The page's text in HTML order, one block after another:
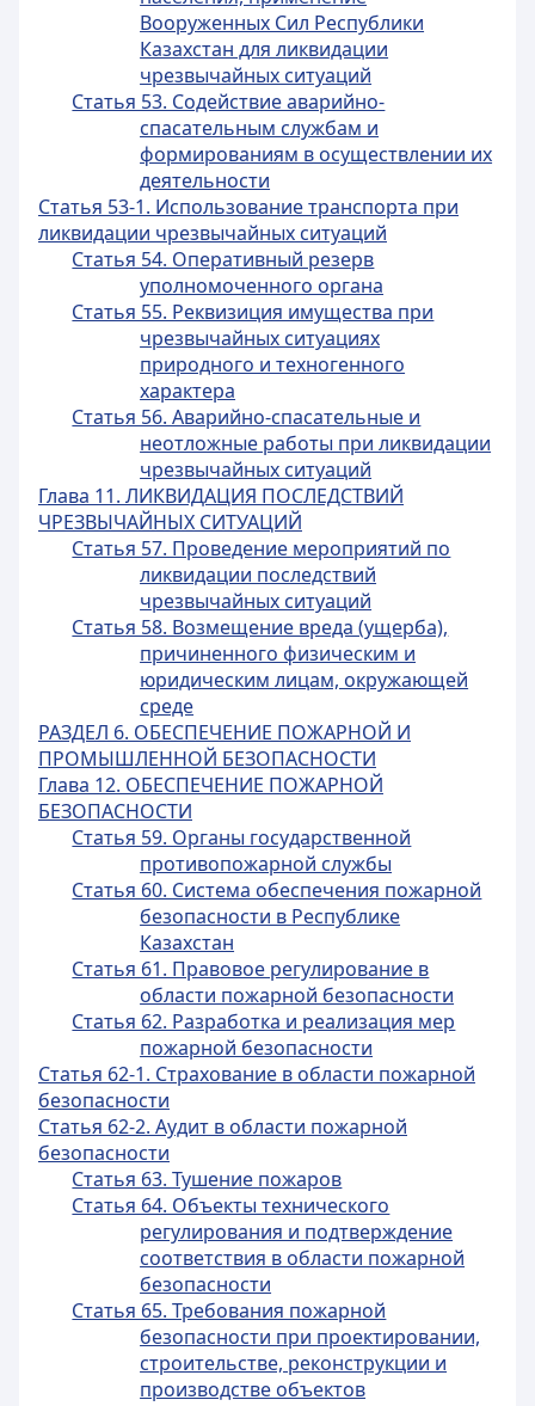
Вооруженных Сил Республики
Казахстан для ликвидации
чрезвычайных ситуаций
Статья 53. Содействие аварийно-
спасательным службам и
формированиям в осуществлении их
деятельности
Статья 53-1. Использование транспорта при
ликвидации чрезвычайных ситуаций
Статья 54. Оперативный резерв
уполномоченного органа
Статья 55. Реквизиция имущества при
чрезвычайных ситуациях
природного и техногенного
характера
Статья 56. Аварийно-спасательные и
неотложные работы при ликвидации
чрезвычайных ситуаций
Глава 11. ЛИКВИДАЦИЯ ПОСЛЕДСТВИЙ
ЧРЕЗВЫЧАЙНЫХ СИТУАЦИЙ
Статья 57. Проведение мероприятий по
ликвидации последствий
чрезвычайных ситуаций
Статья 58. Возмещение вреда (ущерба),
причиненного физическим и
юридическим лицам, окружающей
среде
РАЗДЕЛ 6. ОБЕСПЕЧЕНИЕ ПОЖАРНОЙ И
ПРОМЫШЛЕННОЙ БЕЗОПАСНОСТИ
Глава 12. ОБЕСПЕЧЕНИЕ ПОЖАРНОЙ
БЕЗОПАСНОСТИ
Статья 59. Органы государственной
противопожарной службы
Статья 60. Система обеспечения пожарной
безопасности в Республике
Казахстан
Статья 61. Правовое регулирование в
области пожарной безопасности
Статья 62. Разработка и реализация мер
пожарной безопасности
Статья 62-1. Страхование в области пожарной
безопасности
Статья 62-2. Аудит в области пожарной
безопасности
Статья 63. Тушение пожаров
Статья 64. Объекты технического
регулирования и подтверждение
соответствия в области пожарной
безопасности
Статья 65. Требования пожарной
безопасности при проектировании,
строительстве, реконструкции и
производстве объектов